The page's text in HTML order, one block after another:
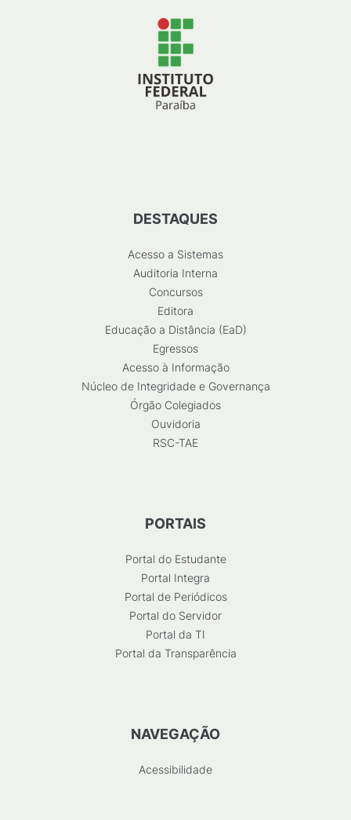
DESTAQUES
Acesso a Sistemas
Auditoria Interna
Concursos
Editora
Educação a Distância (EaD)
Egressos
Acesso à Informação
Núcleo de Integridade e Governança
Órgão Colegiados
Ouvidoria
RSC-TAE
PORTAIS
Portal do Estudante
Portal Integra
Portal de Periódicos
Portal do Servidor
Portal da TI
Portal da Transparência
NAVEGAÇÃO
Acessibilidade